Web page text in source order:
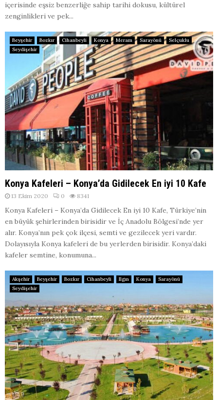
içerisinde eşsiz benzerliğe sahip tarihi dokusu, kültürel
zenginlikleri ve pek...
Beyşehir Bozkır Cihanbeyli Konya Meram Sarayönü
Selçuklu
Seydişehir
Konya Kafeleri – Konya’da Gidilecek En iyi 10 Kafe
13 Ekim 2020 0 8341
Konya Kafeleri – Konya’da Gidilecek En iyi 10 Kafe, Türkiye’nin
en büyük şehirlerinden birisidir ve İç Anadolu Bölgesi’nde yer
alır. Konya’nın pek çok ilçesi, semti ve gezilecek yeri vardır.
Dolayısıyla Konya kafeleri de bu yerlerden birisidir. Konya’daki
kafeler semtine, konumuna...
Akşehir Beyşehir Bozkır Cihanbeyli Ilgın Konya
Sarayönü
Seydişehir